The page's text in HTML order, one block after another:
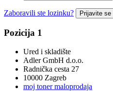
Zaboravili ste lozinku? Prijavite se
Pozicija 1
Ured i skladište
Adler GmbH d.o.o.
Radnička cesta 27
10000 Zagreb
moj toner maloprodaja